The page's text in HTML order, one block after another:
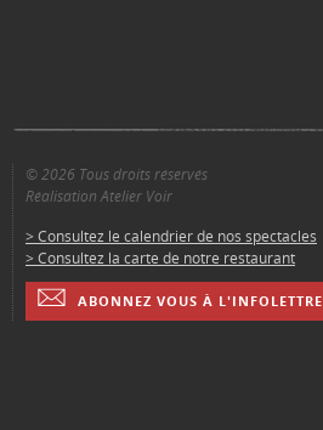
© 2026 Tous droits réservés
Réalisation Atelier Voir
> Consultez le calendrier de nos spectacles
> Consultez la carte de notre restaurant
ABONNEZ VOUS À L'INFOLETTRE